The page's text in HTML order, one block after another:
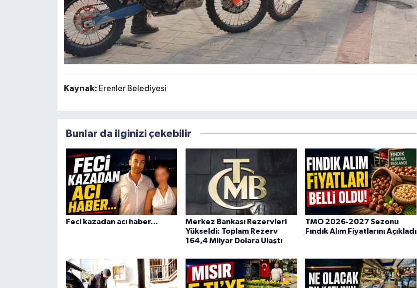
Kaynak: Erenler Belediyesi
Bunlar da ilginizi çekebilir
Feci kazadan acı haber...
Merkez Bankası Rezervleri
Yükseldi: Toplam Rezerv
164,4 Milyar Dolara Ulaştı
TMO 2026-2027 Sezonu
Fındık Alım Fiyatlarını Açıkladı